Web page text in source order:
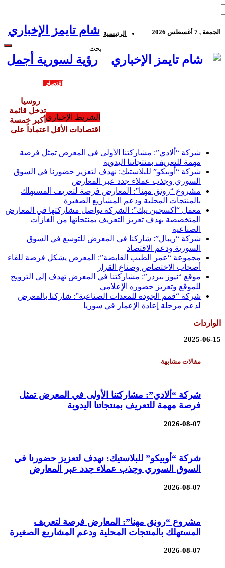
الجمعة , 7 أغسطس 2026 الرئيسية شام تايمز الإخباري
رؤية لسورية أجمل
اقتصاد
الشريط الإخباري
شركة “ألادي”: مشاركتنا الأولى في المعرض تمثل فرصة
مهمة للتعريف بمنتجاتنا اليدوية
شركة “أوبيكو” للبلاستيك: نهدف لتعزيز حضورنا في السوق
السوري وجذب عملاء جدد عبر المعارض
مشروع “رونق مهنا”: المعارض فرصة لتعريف المستهلك
بالمنتجات المحلية ودعم المشاريع الصغيرة
معمل “أكسجين نبك”: الشركة تواصل مشاركتها في المعارض
المتخصصة بهدف تعزيز التعريف بمنتجاتها من الغازات
الصناعية
شركة “ريبال”: شاركنا في المعرض للتوسع في السوق
السورية ودعم الاقتصاد
مجموعة “عمر الطيب القابضة”: المعرض يشكل فرصة للقاء
أصحاب الاختصاص وصناع القرار
موقع “نيوز بيردز”: مشاركتنا في المعرض تهدف إلى الترويج
للموقع وتعزيز حضوره الإعلامي
شركة “قمم الجودة للمعدات الصناعية”: شاركنا بالمعرض
لدعم مرحلة إعادة الإعمار في سوريا
روسيا
تدخل قائمة
أكبر خمسة
اقتصادات الأقل اعتماداً على
الواردات
2025-06-15
مقالات مشابهة
شركة “ألادي”: مشاركتنا الأولى في المعرض تمثل
فرصة مهمة للتعريف بمنتجاتنا اليدوية
2026-08-07
شركة “أوبيكو” للبلاستيك: نهدف لتعزيز حضورنا في
السوق السوري وجذب عملاء جدد عبر المعارض
2026-08-07
مشروع “رونق مهنا”: المعارض فرصة لتعريف
المستهلك بالمنتجات المحلية ودعم المشاريع الصغيرة
2026-08-07